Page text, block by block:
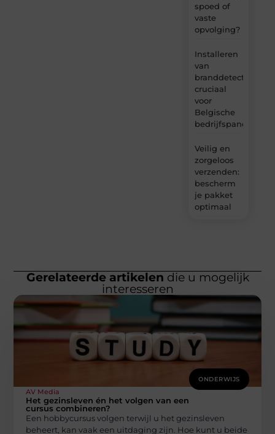
spoed of
vaste
opvolging?
Installeren
van
branddetectie:
cruciaal
voor
Belgische
bedrijfspanden
Veilig en
zorgeloos
verzenden:
bescherm
je pakket
optimaal
Gerelateerde artikelen die u mogelijk
interesseren
ONDERWIJS
AV Media
Het gezinsleven én het volgen van een
cursus combineren?
Een hobbycursus volgen terwijl u het gezinsleven
beheert, kan vaak een uitdaging zijn. Hoe kunt u beide